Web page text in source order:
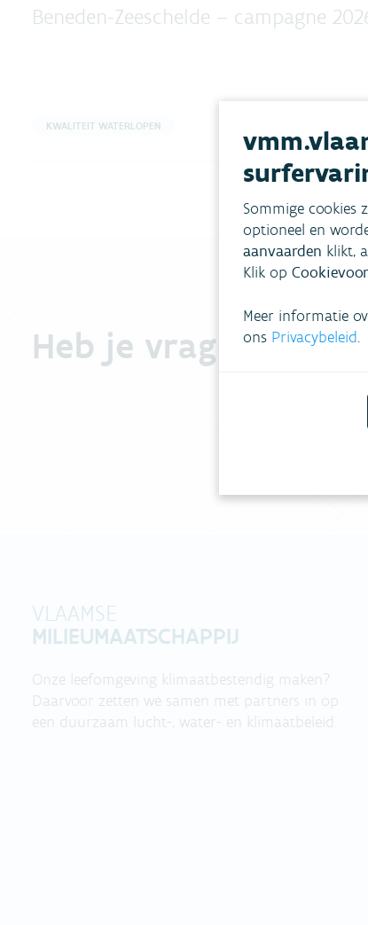
Beneden-Zeeschelde – campagne
KWALITEIT WATERLOPEN
Heb je vragen?
VLAAMSE
MILIEUMAATSCHAPPIJ
Onze leefomgeving klimaatbestendig maken?
Daarvoor zetten we samen met partners in op
een duurzaam lucht-, water- en klimaatbeleid.
Sommige cookies
optioneel en
aanvaarden klikt,
Klik op
Meer informatie
ons Privacybeleid.